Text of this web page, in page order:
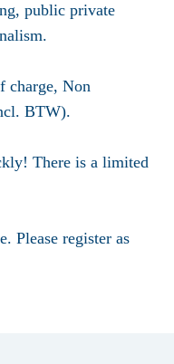
public private
charge, Non
BTW).
There is a limited
Please register as